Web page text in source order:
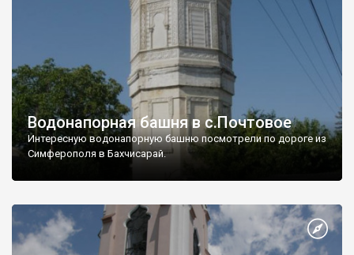
Водонапорная башня в с.Почтовое
Интересную водонапорную башню посмотрели по дороге из
Симферополя в Бахчисарай.